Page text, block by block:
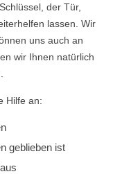
der Tür,
lassen. Wir
uns auch an
wir Ihnen natürlich
Hilfe an:
geblieben ist